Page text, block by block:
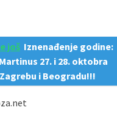
još Iznenađenje godine:
27. i 28. oktobra
i Beogradu!!!